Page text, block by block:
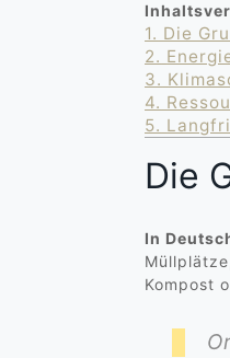
1. Die
2.
3.
4.
5.
Die
In
Kompost